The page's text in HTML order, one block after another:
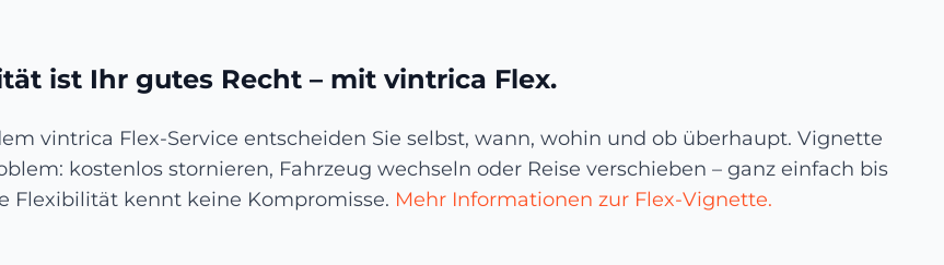
ist Ihr gutes Recht – mit vintrica Flex.
vintrica Flex-Service entscheiden Sie selbst, wann, wohin und ob überhaupt. Vignette
kostenlos stornieren, Fahrzeug wechseln oder Reise verschieben – ganz einfach bis
Flexibilität kennt keine Kompromisse. Mehr Informationen zur Flex-Vignette.